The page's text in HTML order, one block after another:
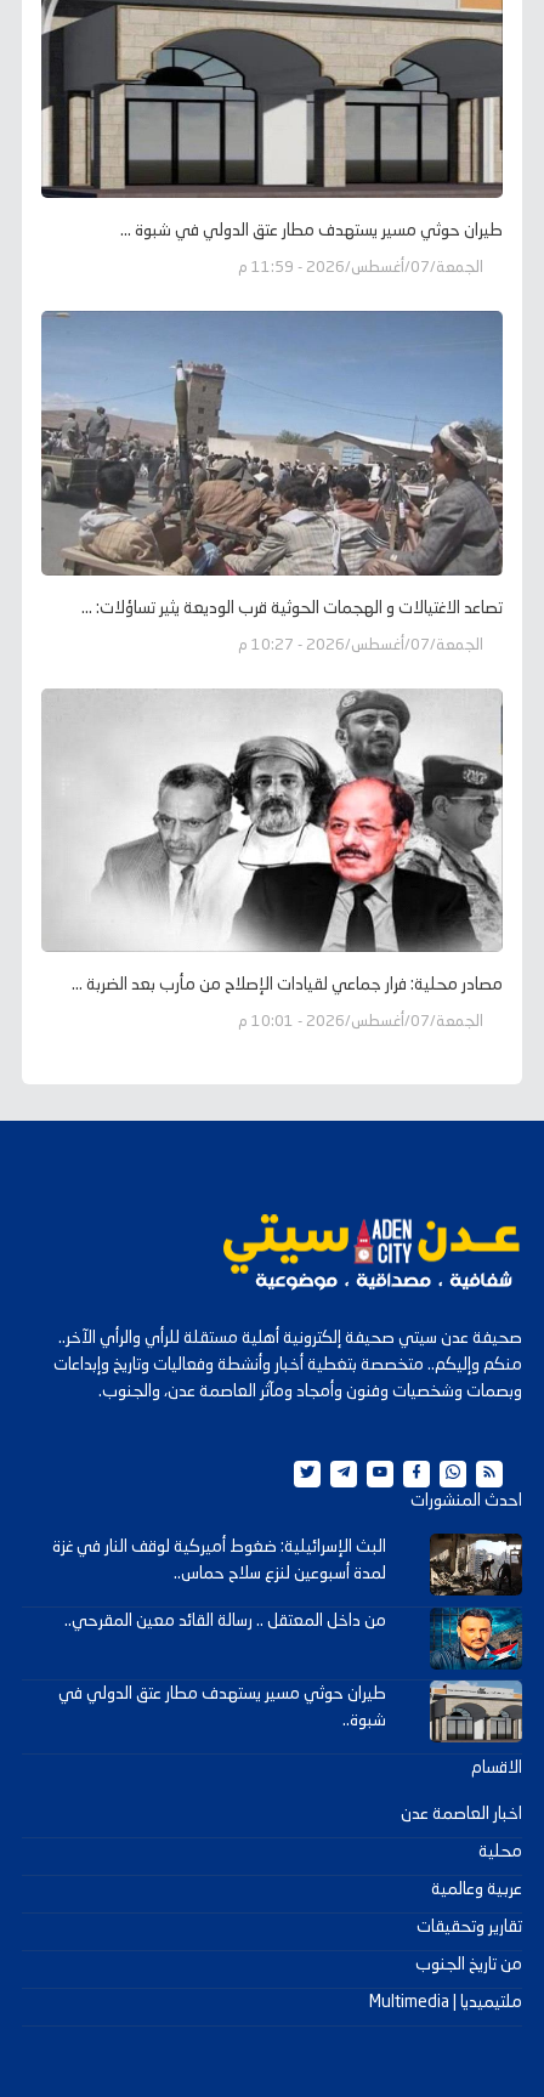
طيران حوثي مسير يستهدف مطار عتق الدولي في شبوة ...
الجمعة/07/أغسطس/2026 - 11:59 م
تصاعد الاغتيالات و الهجمات الحوثية قرب الوديعة يثير تساؤلات: ...
الجمعة/07/أغسطس/2026 - 10:27 م
مصادر محلية: فرار جماعي لقيادات الإصلاح من مأرب بعد الضربة ...
الجمعة/07/أغسطس/2026 - 10:01 م
صحيفة عدن سيتي صحيفة إلكترونية أهلية مستقلة للرأي والرأي الآخر..
منكم وإليكم.. متخصصة بتغطية أخبار وأنشطة وفعاليات وتاريخ وإبداعات
وبصمات وشخصيات وفنون وأمجاد ومآثر العاصمة عدن، والجنوب.
احدث المنشورات
البث الإسرائيلية: ضغوط أميركية لوقف النار في غزة
لمدة أسبوعين لنزع سلاح حماس..
من داخل المعتقل .. رسالة القائد معين المقرحي..
طيران حوثي مسير يستهدف مطار عتق الدولي في
شبوة..
الاقسام
اخبار العاصمة عدن
محلية
عربية وعالمية
تقارير وتحقيقات
من تاريخ الجنوب
ملتيميديا | Multimedia